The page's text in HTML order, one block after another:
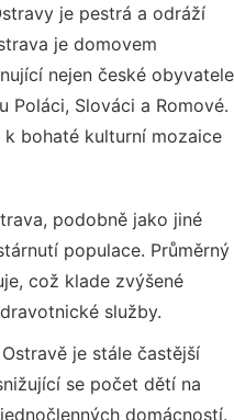
je pestrá a odráží
je domovem
nejen české
Poláci, Slováci a Romové.
bohaté kulturní mozaice
podobně jako jiné
populace. Průměrný
což klade zvýšené
služby.
je stále častější
se počet dětí na
domácností.